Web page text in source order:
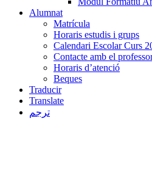
Alumnat
Matrícula
Horaris estudis i grups
Calendari Escolar Curs
Contacte amb el
Horaris d’atenció
Beques
Traducir
Translate
ترجم